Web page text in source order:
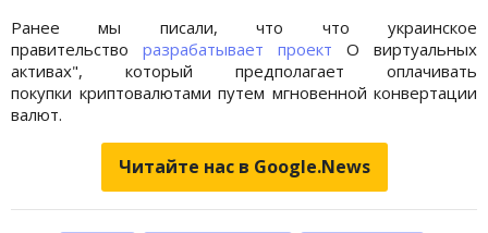
Ранее мы писали, что что украинское
правительство разрабатывает проект О виртуальных
активах", который предполагает оплачивать
покупки криптовалютами путем мгновенной конвертации
валют.
Читайте нас в Google.News